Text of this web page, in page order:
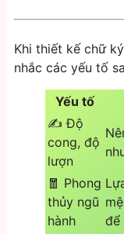
Khi thiết kế chữ
nhắc các yếu tố
Yếu tố
✍️ Độ
cong, độ
lượn
🧧 Phong
thủy ngũ
hành
để